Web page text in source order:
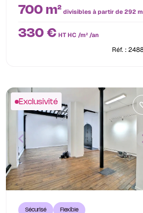
700 m²divisibles à partir de 292
330 € HT HC /m² /an
Réf. :
Exclusivité
Sécurisé Flexible